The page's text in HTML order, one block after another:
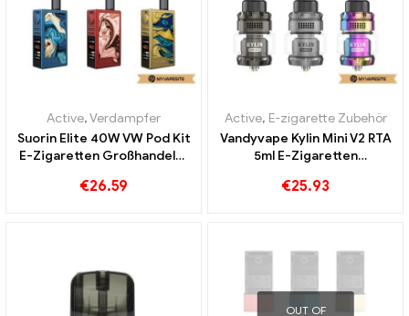
Active,Verdampfer
Suorin Elite 40W VW Pod Kit
E-Zigaretten Großhandel丨
€26.59
Active, E-zigarette Zubehör
Vandyvape Kylin Mini V2 RTA
5ml E-Zigaretten
€25.93
OUT OF